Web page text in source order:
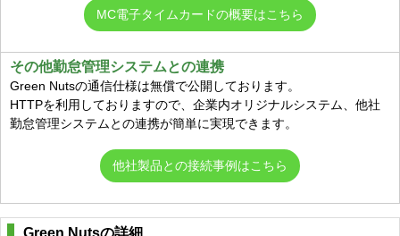
MC電子タイムカードの概要はこちら
その他勤怠管理システムとの連携
Green Nutsの通信仕様は無償で公開しております。
HTTPを利用しておりますので、企業内オリジナルシステム、他社
勤怠管理システムとの連携が簡単に実現できます。
他社製品との接続事例はこちら
Green Nutsの詳細